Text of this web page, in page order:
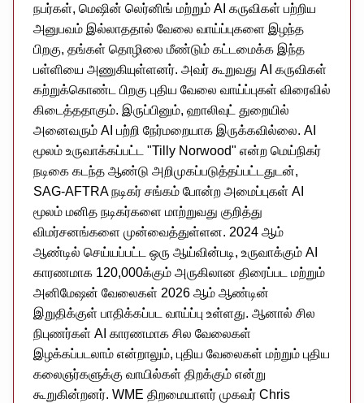
நபர்கள், மெஷின் லெர்னிங் மற்றும் AI கருவிகள் பற்றிய
அனுபவம் இல்லாததால் வேலை வாய்ப்புகளை இழந்த
பிறகு, தங்கள் தொழிலை மீண்டும் கட்டமைக்க இந்த
பள்ளியை அணுகியுள்ளனர். அவர் கூறுவது AI கருவிகள்
கற்றுக்கொண்ட பிறகு புதிய வேலை வாய்ப்புகள் விரைவில்
கிடைத்ததாகும். இருப்பினும், ஹாலிவுட் துறையில்
அனைவரும் AI பற்றி நேர்மறையாக இருக்கவில்லை. AI
மூலம் உருவாக்கப்பட்ட "Tilly Norwood" என்ற மெய்நிகர்
நடிகை கடந்த ஆண்டு அறிமுகப்படுத்தப்பட்டதுடன்,
SAG-AFTRA நடிகர் சங்கம் போன்ற அமைப்புகள் AI
மூலம் மனித நடிகர்களை மாற்றுவது குறித்து
விமர்சனங்களை முன்வைத்துள்ளன. 2024 ஆம்
ஆண்டில் செய்யப்பட்ட ஒரு ஆய்வின்படி, உருவாக்கும் AI
காரணமாக 120,000க்கும் அருகிலான திரைப்பட மற்றும்
அனிமேஷன் வேலைகள் 2026 ஆம் ஆண்டின்
இறுதிக்குள் பாதிக்கப்பட வாய்ப்பு உள்ளது. ஆனால் சில
நிபுணர்கள் AI காரணமாக சில வேலைகள்
இழக்கப்படலாம் என்றாலும், புதிய வேலைகள் மற்றும் புதிய
கலைஞர்களுக்கு வாயில்கள் திறக்கும் என்று
கூறுகின்றனர். WME திறமையாளர் முகவர் Chris